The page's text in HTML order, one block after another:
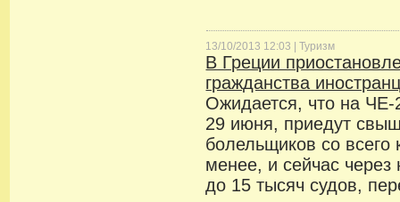
13/10/2013 12:03 |Туризм
В Греции
гражданства
Ожидается, что на
29 июня, приедут
болельщиков со всего
менее, и сейчас через
до 15 тысяч судов,